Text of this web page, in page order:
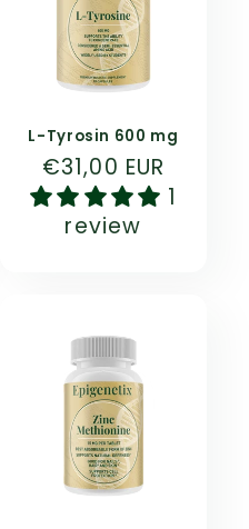
L-Tyrosin 600 mg
Normaler
Preis
€31,00 EUR
1
review